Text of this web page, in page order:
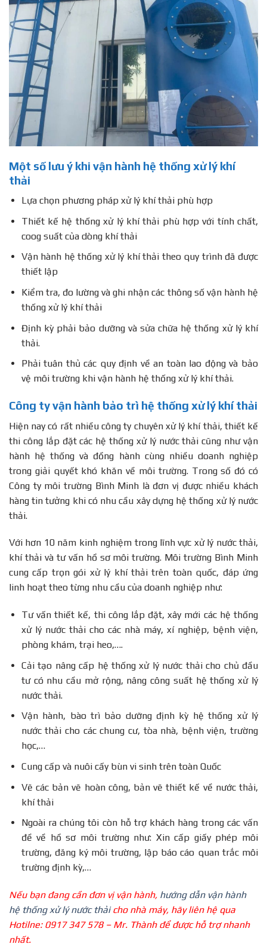
Một số lưu ý khi vận hành hệ thống xử lý khí
thải
Lựa chọn phương pháp xử lý khí thải phù hợp
Thiết kế hệ thống xử lý khí thải phù hợp với tính chất,
coog suất của dòng khí thải
Vận hành hệ thống xử lý khí thải theo quy trình đã được
thiết lập
Kiểm tra, đo lường và ghi nhận các thông số vận hành hệ
thống xử lý khí thải
Định kỳ phải bảo dưỡng và sửa chữa hệ thống xử lý khí
thải.
Phải tuân thủ các quy định về an toàn lao động và bảo
vệ môi trường khi vận hành hệ thống xử lý khí thải.
Công ty vận hành bảo trì hệ thống xử lý khí thải
Hiện nay có rất nhiều công ty chuyên xử lý khí thải, thiết kế
thi công lắp đặt các hệ thống xử lý nước thải cũng như vận
hành hệ thống và đồng hành cùng nhiều doanh nghiệp
trong giải quyết khó khăn về môi trường. Trong số đó có
Công ty môi trường Bình Minh là đơn vị được nhiều khách
hàng tin tưởng khi có nhu cầu xây dựng hệ thống xử lý nước
thải.
Với hơn 10 năm kinh nghiệm trong lĩnh vực xử lý nước thải,
khí thải và tư vấn hồ sơ môi trường. Môi trường Bình Minh
cung cấp trọn gói xử lý khí thải trên toàn quốc, đáp ứng
linh hoạt theo từng nhu cầu của doanh nghiệp như:
Tư vấn thiết kế, thi công lắp đặt, xây mới các hệ thống
xử lý nước thải cho các nhà máy, xí nghiệp, bệnh viện,
phòng khám, trại heo,….
Cải tạo nâng cấp hệ thống xử lý nước thải cho chủ đầu
tư có nhu cầu mở rộng, nâng công suất hệ thống xử lý
nước thải.
Vận hành, bào trì bảo dưỡng định kỳ hệ thống xử lý
nước thải cho các chung cư, tòa nhà, bệnh viện, trường
học,…
Cung cấp và nuôi cấy bùn vi sinh trên toàn Quốc
Vẽ các bản vẽ hoàn công, bản vẽ thiết kế về nước thải,
khí thải
Ngoài ra chúng tôi còn hỗ trợ khách hàng trong các vấn
đề về hồ sơ môi trường như: Xin cấp giấy phép môi
trường, đăng ký môi trường, lập báo cáo quan trắc môi
trường định kỳ,…
Nếu bạn đang cần đơn vị vận hành, hướng dẫn vận hành
hệ thống xử lý nước thảicho nhà máy, hãy liên hệ qua
Hotilne: 0917 347 578 – Mr. Thành để được hỗ trợ nhanh
nhất.